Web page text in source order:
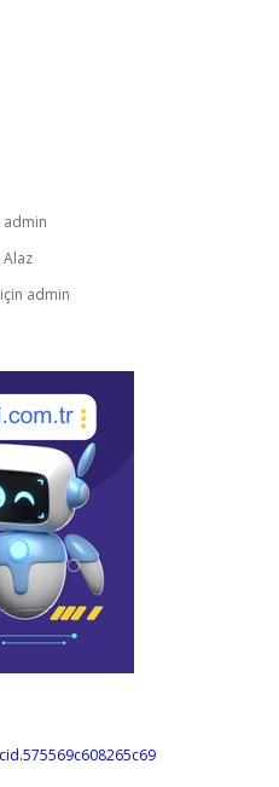
admin
Alaz
için admin